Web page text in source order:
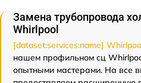
Замена трубопровода
Whirlpool
[dataset:services:name]
нашем профильном сц
опытными мастерами. На все